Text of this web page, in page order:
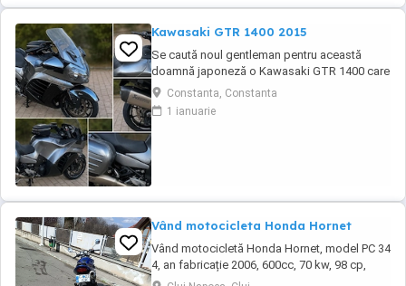
Kawasaki GTR 1400 2015
Se caută noul gentleman pentru această
doamnă japoneză o Kawasaki GTR 1400 care
încă întoarce priviri și iubește kilometrii. A fost
răsfățată, întreținută la timp și tratată cu
respect. O dau doar cuiva care va avea grijă
Constanta, Constanta
1 ianuarie
Vând motocicleta Honda Hornet
Vând motocicletă Honda Hornet, model PC 34
4, an fabricație 2006, 600cc, 70 kw, 98 cp,
inspecție tehnică valabilă până în august 2027